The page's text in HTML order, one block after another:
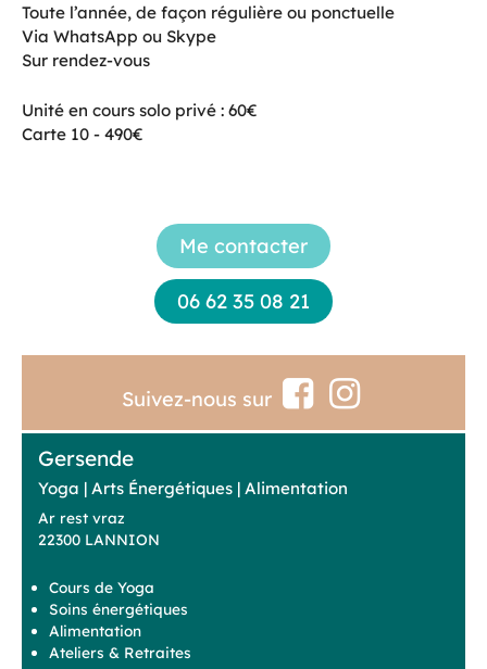
Toute l’année, de façon régulière ou ponctuelle
Via WhatsApp ou Skype
Sur rendez-vous
Unité en cours solo privé : 60€
Carte 10 - 490€
Me contacter
06 62 35 08 21
Suivez-nous sur
Gersende
Yoga | Arts Énergétiques | Alimentation
Ar rest vraz
22300 LANNION
Cours de Yoga
Soins énergétiques
Alimentation
Ateliers & Retraites